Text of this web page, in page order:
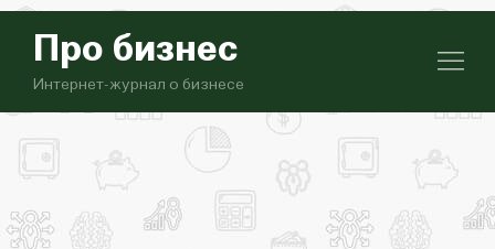
Про бизнес
Интернет-журнал о бизнесе